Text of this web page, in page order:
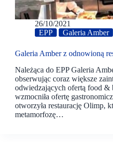
26/10/2021
EPP
Galeria Amber
Galeria Amber z odnowioną
Należąca do EPP Galeria
obserwując coraz większe
odwiedzających ofertą food &
wzmocniła ofertę
otworzyła restaurację Olimp,
metamorfozę…